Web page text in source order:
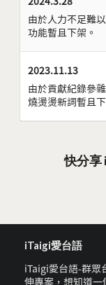
由於人力不足難
功能暫且下架。
2023.11.13
由於貢獻紀錄參
燒燙燙新詞暫且
快分享
iTaigi愛台語
iTaigi愛台語-群眾
伸專案，想知道